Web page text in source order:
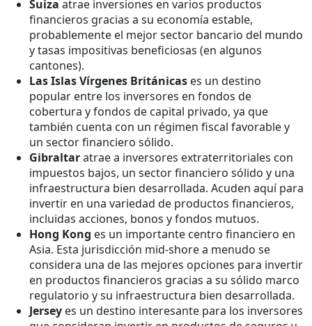
Suiza atrae inversiones en varios productos
financieros gracias a su economía estable,
probablemente el mejor sector bancario del mundo
y tasas impositivas beneficiosas (en algunos
cantones).
Las Islas Vírgenes Británicas es un destino
popular entre los inversores en fondos de
cobertura y fondos de capital privado, ya que
también cuenta con un régimen fiscal favorable y
un sector financiero sólido.
Gibraltaratrae a inversores extraterritoriales con
impuestos bajos, un sector financiero sólido y una
infraestructura bien desarrollada. Acuden aquí para
invertir en una variedad de productos financieros,
incluidas acciones, bonos y fondos mutuos.
Hong Kong es un importante centro financiero en
Asia. Esta jurisdicción mid-shore a menudo se
considera una de las mejores opciones para invertir
en productos financieros gracias a su sólido marco
regulatorio y su infraestructura bien desarrollada.
Jersey es un destino interesante para los inversores